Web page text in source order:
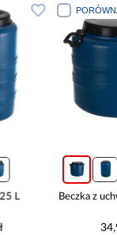
L Beczka z